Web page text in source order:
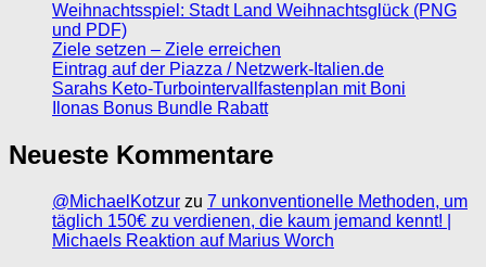
Weihnachtsspiel: Stadt Land Weihnachtsglück (PNG
und PDF)
Ziele setzen – Ziele erreichen
Eintrag auf der Piazza / Netzwerk-Italien.de
Sarahs Keto-Turbointervallfastenplan mit Boni
Ilonas Bonus Bundle Rabatt
Neueste Kommentare
@MichaelKotzur zu 7 unkonventionelle Methoden, um
täglich 150€ zu verdienen, die kaum jemand kennt! |
Michaels Reaktion auf Marius Worch